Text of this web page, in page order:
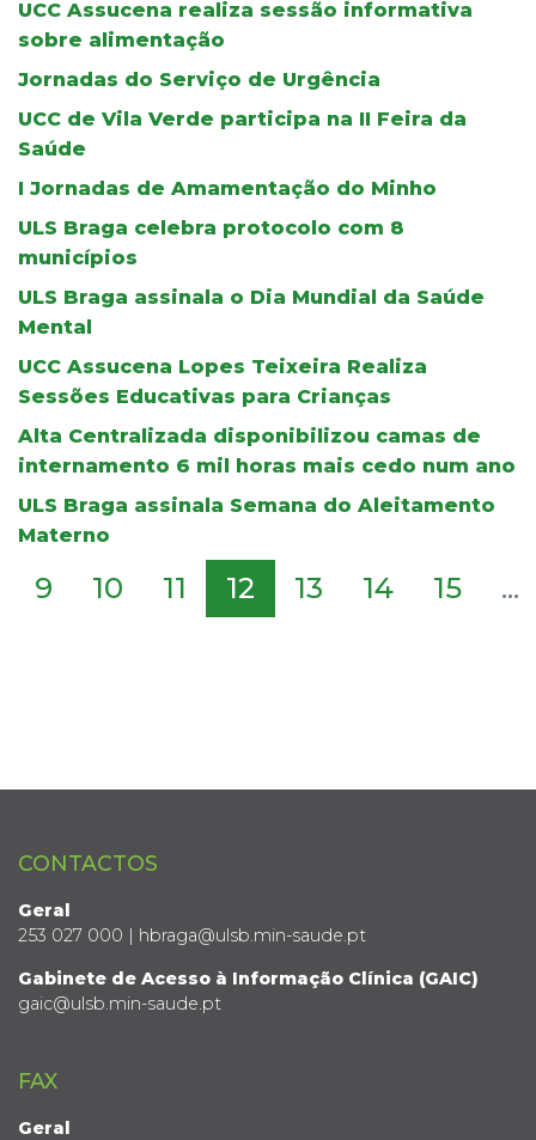
UCC Assucena realiza sessão informativa
sobre alimentação
Jornadas do Serviço de Urgência
UCC de Vila Verde participa na II Feira da
Saúde
I Jornadas de Amamentação do Minho
ULS Braga celebra protocolo com 8
municípios
ULS Braga assinala o Dia Mundial da Saúde
Mental
UCC Assucena Lopes Teixeira Realiza
Sessões Educativas para Crianças
Alta Centralizada disponibilizou camas de
internamento 6 mil horas mais cedo num ano
ULS Braga assinala Semana do Aleitamento
Materno
9 10 11 12 13 14 15 ...
CONTACTOS
Geral
253 027 000 | hbraga@ulsb.min-saude.pt
Gabinete de Acesso à Informação Clínica (GAIC)
gaic@ulsb.min-saude.pt
FAX
Geral